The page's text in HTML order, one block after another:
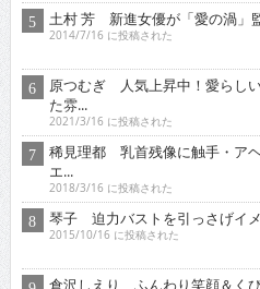
土村 芳 新進女優が「愛の渦」
2014/7/16 に投稿された
原つむぎ 人気上昇中！愛らし
た雰...
2021/3/16 に投稿された
稀見理都 乳首残像に触手・ア
エ...
2018/3/16 に投稿された
琴子 迫力バストを引っさげイ
2015/10/16 に投稿された
倉沢しえり ふんわり笑顔＆く